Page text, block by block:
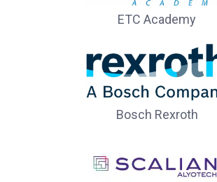
ETC Academy
Bosch Rexroth